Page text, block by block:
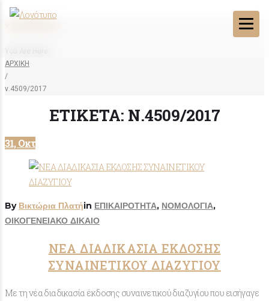
You Are Here:
ΑΡΧΙΚΗ
/
ν.4509/2017
ΕΤΙΚΈΤΑ: Ν.4509/2017
31, Οκτ
By Βικτώρια Πλατήin ΕΠΙΚΑΙΡΟΤΗΤΑ, ΝΟΜΟΛΟΓΙΑ,
ΟΙΚΟΓΕΝΕΙΑΚΟ ΔΙΚΑΙΟ
ΝΕΑ ΔΙΑΔΙΚΑΣΙΑ ΕΚΔΟΣΗΣ
ΣΥΝΑΙΝΕΤΙΚΟΥ ΔΙΑΖΥΓΙΟΥ
Με τη νέα διαδικασία έκδοσης συναινετικού διαζυγίου που εισήγαγε